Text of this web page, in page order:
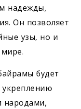
надежды,
Он позволяет
узы, но и
будет
народами,